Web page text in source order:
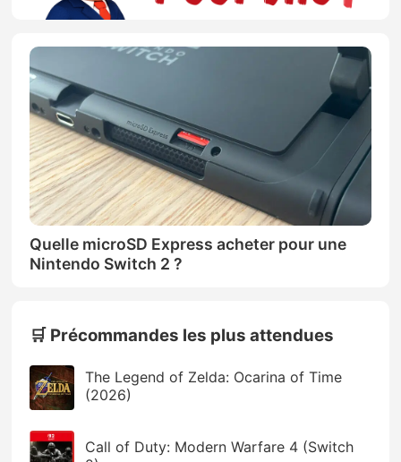
Quelle microSD Express acheter pour une
Nintendo Switch 2 ?
🛒 Précommandes les plus attendues
The Legend of Zelda: Ocarina of Time
(2026)
Call of Duty: Modern Warfare 4 (Switch